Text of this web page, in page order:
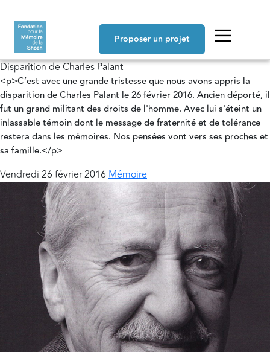
Proposer un projet
Disparition de Charles Palant
<p>C’est avec une grande tristesse que nous avons appris la
disparition de Charles Palant le 26 février 2016. Ancien déporté, il
fut un grand militant des droits de l'homme. Avec lui s'éteint un
inlassable témoin dont le message de fraternité et de tolérance
restera dans les mémoires. Nos pensées vont vers ses proches et
sa famille.</p>
Vendredi 26 février 2016 Mémoire